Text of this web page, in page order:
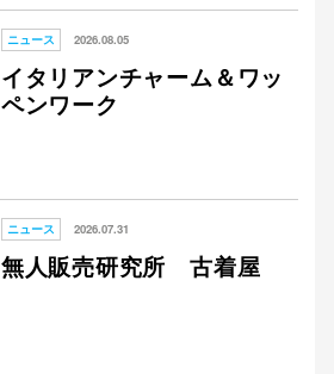
ニュース 2026.08.05
イタリアンチャーム＆ワッ
ペンワーク
ニュース 2026.07.31
無人販売研究所 古着屋